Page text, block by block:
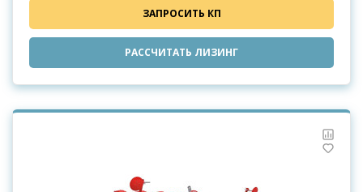
ЗАПРОСИТЬ КП
РАССЧИТАТЬ ЛИЗИНГ